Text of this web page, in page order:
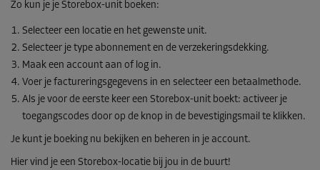
Zo kun je je Storebox-unit boeken:
Selecteer een locatie en het gewenste unit.
Selecteer je type abonnement en de verzekeringsdekking.
Maak een account aan of log in.
Voer je factureringsgegevens in en selecteer een betaalmethode.
Als je voor de eerste keer een Storebox-unit boekt: activeer je
toegangscodes door op de knop in de bevestigingsmail te klikken.
Je kunt je boeking nu bekijken en beheren in je account.
Hier vind je een Storebox-locatie bij jou in de buurt!